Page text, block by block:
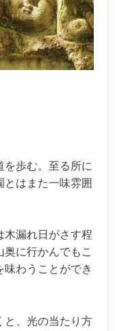
を歩む。至る所に
とはまた一味雰囲
木漏れ日がさす程
に行かんでもこ
味わうことができ
と、光の当たり方